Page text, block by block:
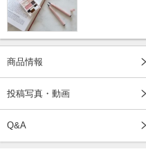
商品情報
投稿写真・動画
Q&A